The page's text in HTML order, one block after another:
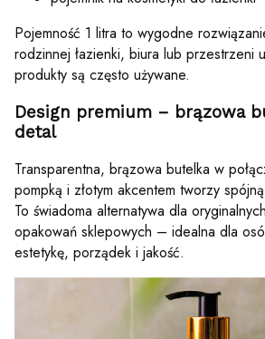
Pojemność 1 litra to wygodne
rodzinnej łazienki, biura lub przestrzeni
produkty są często używane.
Design premium – brązowa
detal
Transparentna, brązowa butelka w
pompką i złotym akcentem tworzy
To świadoma alternatywa dla
opakowań sklepowych – idealna dla
estetykę, porządek i jakość.